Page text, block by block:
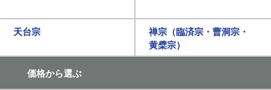
天台宗
禅宗（臨済宗・曹洞宗・
黄檗宗）
価格から選ぶ